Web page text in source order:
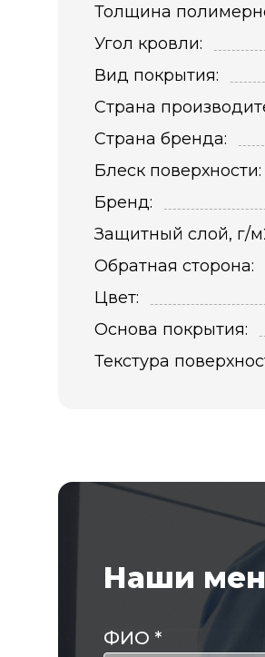
Толщина
Угол кровли:
Вид покрытия:
Страна
Страна бренда:
Блеск поверхности:
Бренд:
Защитный слой, г/
Обратная сторона:
Цвет:
Основа покрытия:
Текстура
Наши
ФИО *